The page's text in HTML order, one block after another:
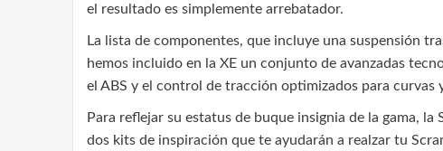
el resultado es simplemente arrebatador.
La lista de componentes, que incluye una suspensión
hemos incluido en la XE un conjunto de avanzadas
el ABS y el control de tracción optimizados para
Para reflejar su estatus de buque insignia de la gama,
dos kits de inspiración que te ayudarán a realzar tu